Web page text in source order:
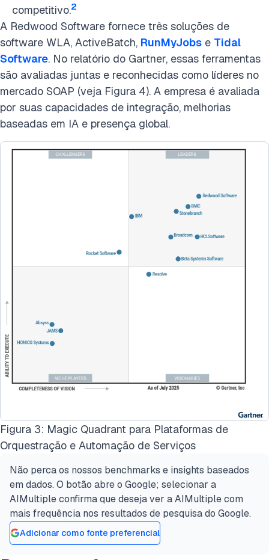
competitivo.2
A Redwood Software fornece três soluções de
software WLA, ActiveBatch, RunMyJobs e Tidal
Software. No relatório do Gartner, essas ferramentas
são avaliadas juntas e reconhecidas como líderes no
mercado SOAP (veja Figura 4). A empresa é avaliada
por suas capacidades de integração, melhorias
baseadas em IA e presença global.
Figura 3: Magic Quadrant para Plataformas de
Orquestração e Automação de Serviços
Não perca os nossos benchmarks e insights baseados
em dados. O botão abre o Google; selecionar a
AIMultiple confirma que deseja ver a AIMultiple com
mais frequência nos resultados de pesquisa do Google.
Adicionar como fonte preferencial